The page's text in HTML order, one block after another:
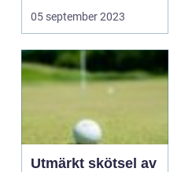
i...
05 september 2023
Utmärkt skötsel av